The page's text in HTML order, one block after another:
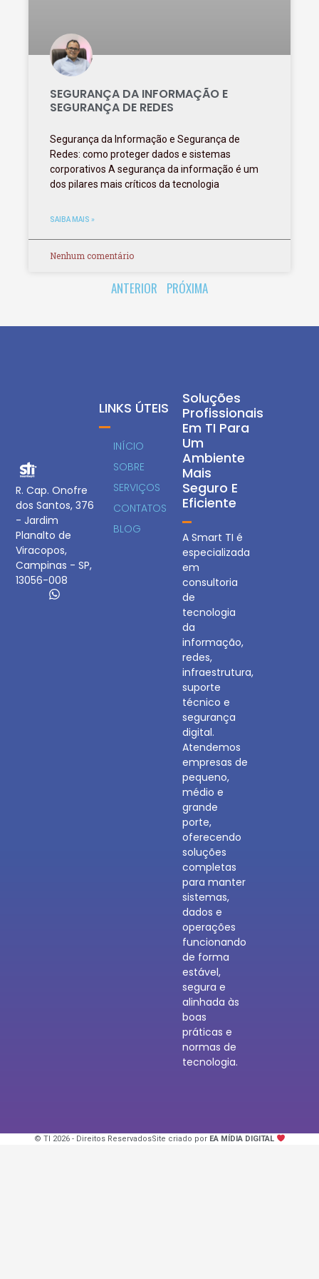
SEGURANÇA DA INFORMAÇÃO E
SEGURANÇA DE REDES
Segurança da Informação e Segurança de
Redes: como proteger dados e sistemas
corporativos A segurança da informação é um
dos pilares mais críticos da tecnologia
SAIBA MAIS »
Nenhum comentário
ANTERIOR PRÓXIMA
R. Cap. Onofre
dos Santos, 376
- Jardim
Planalto de
Viracopos,
Campinas - SP,
13056-008
Soluções
Profissionais
Em TI Para
Um
Ambiente
Mais
Seguro E
Eficiente
A Smart TI é
especializada
em
consultoria
de
tecnologia
da
informação,
redes,
infraestrutura,
suporte
técnico e
segurança
digital.
Atendemos
empresas de
pequeno,
médio e
grande
porte,
oferecendo
soluções
completas
para manter
sistemas,
dados e
operações
funcionando
de forma
estável,
segura e
alinhada às
boas
práticas e
normas de
tecnologia.
LINKS ÚTEIS
INÍCIO
SOBRE
SERVIÇOS
CONTATOS
BLOG
© TI 2026 - Direitos ReservadosSite criado por EA MÍDIA DIGITAL